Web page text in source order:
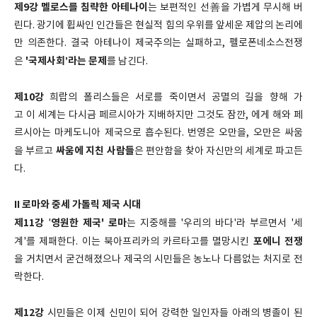
제9강 멜로스를 침략한 아테나이는 보편적인 선善을 가볍게 무시해 버
린다. 광기에 휩싸인 인간들은 현실적 힘의 우위를 앞세운 제압의 논리에
만 의존한다. 결국 아테나이 제국주의는 실패하고, 펠로폰네소스전쟁
은 '국제사회’라는 문제 를 남긴다.
제10강 희랍의 폴리스들은 서로를 죽이면서 공멸의 길을 향해 가
고 이 세계는 다시금 페르시아가 지배하지만 그것도 잠깐, 에게 해와 페
르시아는 마케도니아 제국으로 흡수된다. 번영은 오만을, 오만은 싸움
을 부르고 싸움에 지친 사람들은 편안함을 찾아 자신만의 세계로 파고든
다.
II 로마와 중세 가톨릭 제국 시대
제11강 '영원한 제국' 로마는 지중해를 '우리의 바다'라 부르면서 '세
계'를 제패한다. 이는 북아프리카의 카르타고를 멸망시킨 포에니 전쟁
을 거치면서 굳건해졌으나 제국의 시민들은 농노나 다름없는 처지로 전
락한다.
제12강 시민들은 이제 신민이 되어 강력한 일인자들 아래의 병졸이 된